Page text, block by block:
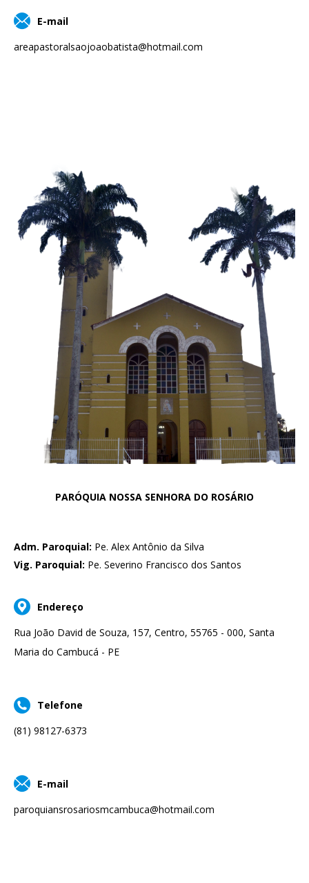
E-mail
areapastoralsaojoaobatista@hotmail.com
PARÓQUIA NOSSA SENHORA DO ROSÁRIO
Adm. Paroquial: Pe. Alex Antônio da Silva
Vig. Paroquial: Pe. Severino Francisco dos Santos
Endereço
Rua João David de Souza, 157, Centro, 55765 - 000, Santa
Maria do Cambucá - PE
Telefone
(81) 98127-6373
E-mail
paroquiansrosariosmcambuca@hotmail.com